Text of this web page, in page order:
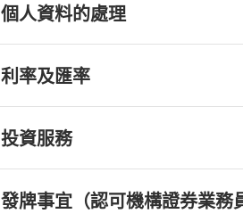
個人資料的處理
利率及匯率
投資服務
發牌事宜（認可機構證券業務